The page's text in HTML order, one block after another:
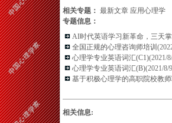
相关专题： 最新文章 应用心理学
专题信息：
AI时代英语学习新革命，三天
全国正规的心理咨询师培训
心理学专业英语词汇(C1)(2021/
心理学专业英语词汇(B)(2021/8/
基于积极心理学的高职院校教
相关信息: